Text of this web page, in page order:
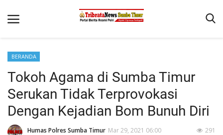
Beranda
Terms & Conditions
Reskrim
Binkam
BERANDA
Tokoh Agama di Sumba Timur
Serukan Tidak Terprovokasi
Dengan Kejadian Bom Bunuh Diri
Humas Polres Sumba Timur Mar 29, 2021 06:00 291